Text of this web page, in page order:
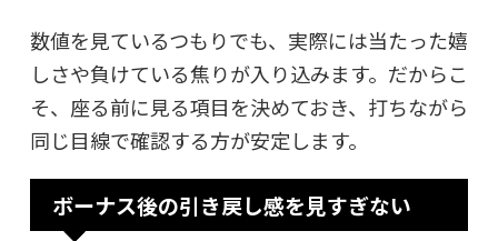
数値を見ているつもりでも、実際には当たった嬉
しさや負けている焦りが入り込みます。だからこ
そ、座る前に見る項目を決めておき、打ちながら
同じ目線で確認する方が安定します。
ボーナス後の引き戻し感を見すぎない